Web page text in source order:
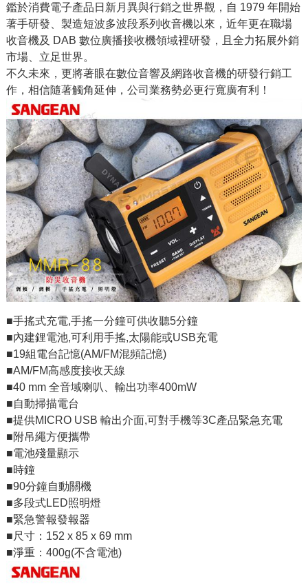
鑑於消費電子產品日新月異與行銷之世界觀，自 1979 年開始
著手研發、製造短波多波段系列收音機以來，近年更在職場
收音機及 DAB 數位廣播接收機領域裡研發，且全力拓展外銷
市場、立足世界。
不久未來，更將著眼在數位音響及網路收音機的研發行銷工
作，相信隨著觸角延伸，公司業務勢必更行寬廣有利！
■手搖式充電,手搖一分鐘可供收聽5分鐘
■內建鋰電池,可利用手搖,太陽能或USB充電
■19組電台記憶(AM/FM混頻記憶)
■AM/FM高感度接收天線
■40 mm 全音域喇叭、輸出功率400mW
■自動掃描電台
■提供MICRO USB 輸出介面,可對手機等3C產品緊急充電
■附吊繩方便攜帶
■電池殘量顯示
■時鐘
■90分鐘自動關機
■多段式LED照明燈
■緊急警報發報器
■尺寸：152 x 85 x 69 mm
■淨重：400g(不含電池)